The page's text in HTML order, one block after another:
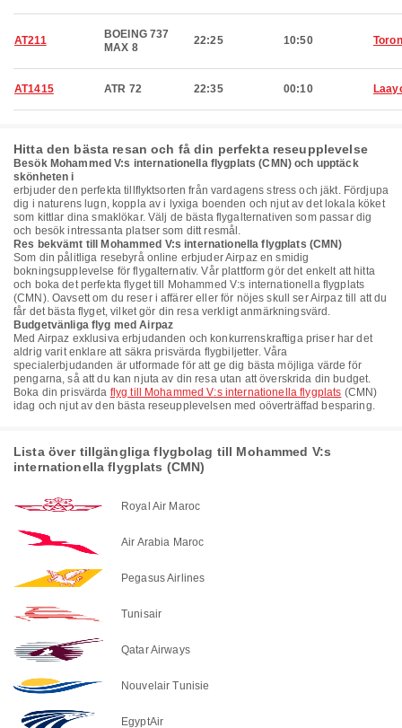
AT211
BOEING 737
MAX 8
22:25 10:50
AT1415 ATR 72 22:35 00:10
Hitta den bästa resan och få din perfekta reseupplevelse
Besök Mohammed V:s internationella flygplats (CMN) och upptäck
skönheten i
erbjuder den perfekta tillflyktsorten från vardagens stress och jäkt. Fördjupa
dig i naturens lugn, koppla av i lyxiga boenden och njut av det lokala köket
som kittlar dina smaklökar. Välj de bästa flygalternativen som passar dig
och besök intressanta platser som ditt resmål.
Res bekvämt till Mohammed V:s internationella flygplats (CMN)
Som din pålitliga resebyrå online erbjuder Airpaz en smidig
bokningsupplevelse för flygalternativ. Vår plattform gör det enkelt att hitta
och boka det perfekta flyget till Mohammed V:s internationella flygplats
(CMN). Oavsett om du reser i affärer eller för nöjes skull ser Airpaz till att du
får det bästa flyget, vilket gör din resa verkligt anmärkningsvärd.
Budgetvänliga flyg med Airpaz
Med Airpaz exklusiva erbjudanden och konkurrenskraftiga priser har det
aldrig varit enklare att säkra prisvärda flygbiljetter. Våra
specialerbjudanden är utformade för att ge dig bästa möjliga värde för
pengarna, så att du kan njuta av din resa utan att överskrida din budget.
Boka din prisvärda flyg till Mohammed V:s internationella flygplats (CMN)
idag och njut av den bästa reseupplevelsen med oöverträffad besparing.
Lista över tillgängliga flygbolag till Mohammed V:s
internationella flygplats (CMN)
Royal Air Maroc
Air Arabia Maroc
Pegasus Airlines
Tunisair
Qatar Airways
Nouvelair Tunisie
EgyptAir